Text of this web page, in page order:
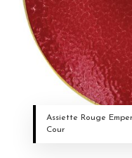
Assiette Rouge
Cour